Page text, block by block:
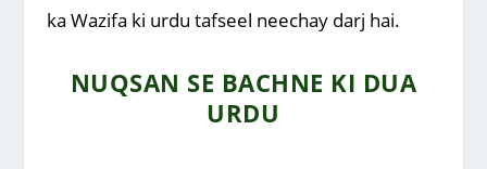
ka Wazifa ki urdu tafseel neechay darj hai.
NUQSAN SE BACHNE KI DUA
URDU